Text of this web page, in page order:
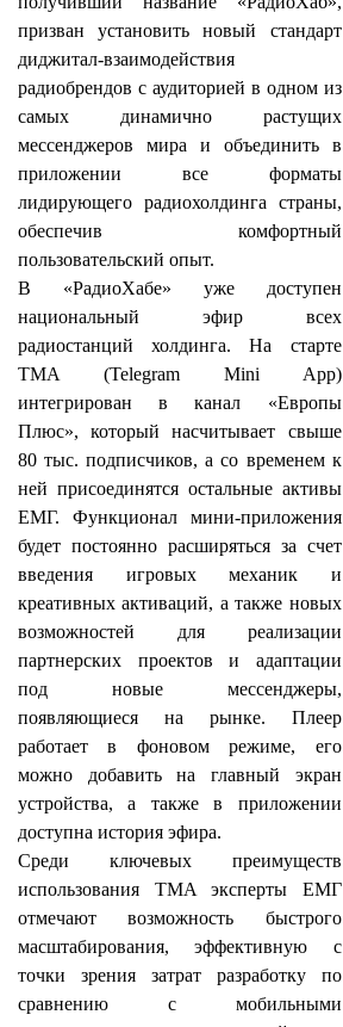
призван установить новый стандарт
диджитал-взаимодействия
радиобрендов с аудиторией в одном из
самых динамично растущих
мессенджеров мира и объединить в
приложении все форматы
лидирующего радиохолдинга страны,
обеспечив комфортный
пользовательский опыт.
В «РадиоХабе» уже доступен
национальный эфир всех
радиостанций холдинга. На старте
TMA (Telegram Mini App)
интегрирован в канал «Европы
Плюс», который насчитывает свыше
80 тыс. подписчиков, а со временем к
ней присоединятся остальные активы
ЕМГ. Функционал мини-приложения
будет постоянно расширяться за счет
введения игровых механик и
креативных активаций, а также новых
возможностей для реализации
партнерских проектов и адаптации
под новые мессенджеры,
появляющиеся на рынке. Плеер
работает в фоновом режиме, его
можно добавить на главный экран
устройства, а также в приложении
доступна история эфира.
Среди ключевых преимуществ
использования TMA эксперты ЕМГ
отмечают возможность быстрого
масштабирования, эффективную с
точки зрения затрат разработку по
сравнению с мобильными